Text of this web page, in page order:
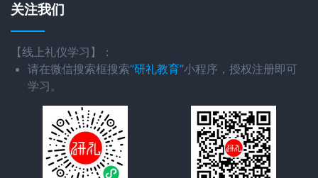
关注我们
【线上礼仪学习】：
请在微信搜索框搜索“研礼教育”小程序，授权注册即可
学习。